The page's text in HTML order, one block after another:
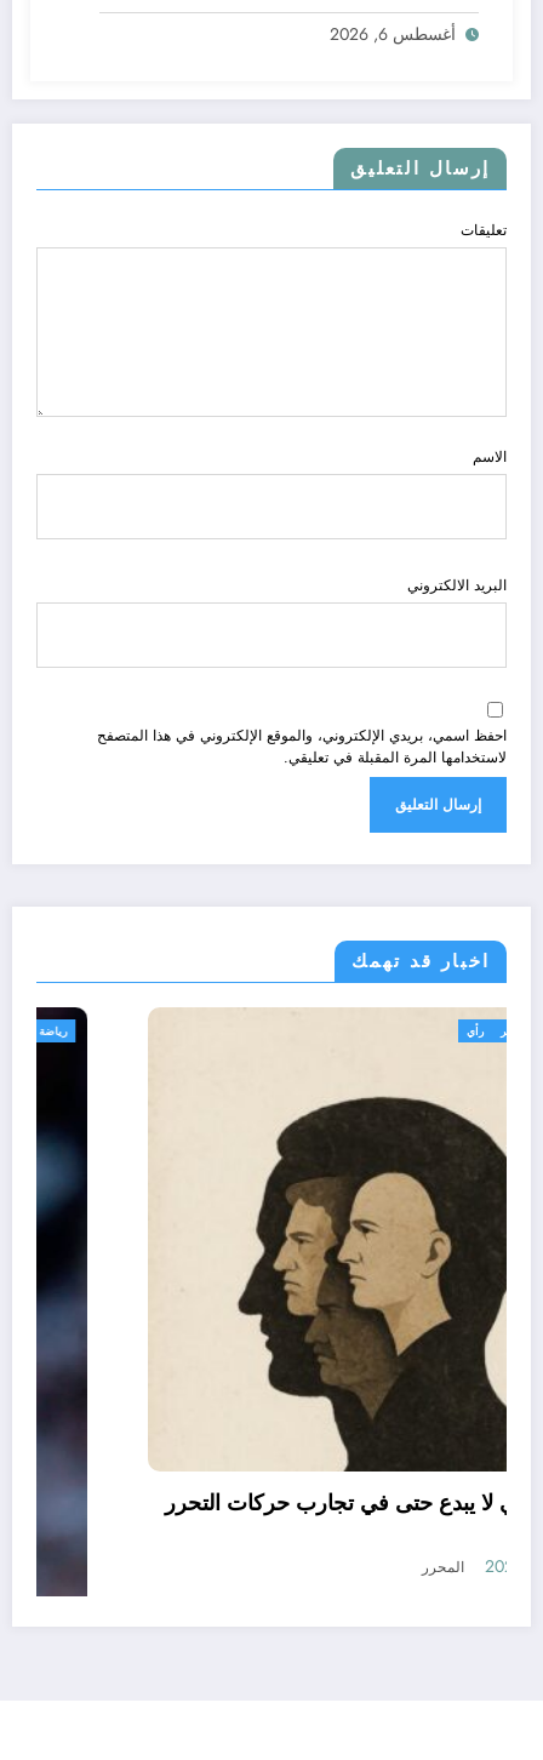
أغسطس 6, 2026
إرسال التعليق
تعليقات
الاسم
البريد الالكتروني
احفظ اسمي، بريدي الإلكتروني، والموقع الإلكتروني في هذا المتصفح
لاستخدامها المرة المقبلة في تعليقي.
اخبار قد تهمك
تعاليق حرة
العقل النقلي لا يبدع حتى في تجارب حركات التحرر
أغسطس 6, 2026